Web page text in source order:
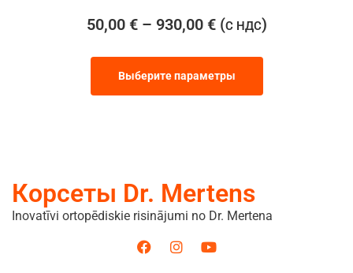
50,00 € – 930,00 €(С НДС)
Выберите параметры
Корсеты Dr. Mertens
Inovatīvi ortopēdiskie risinājumi no Dr. Mertena